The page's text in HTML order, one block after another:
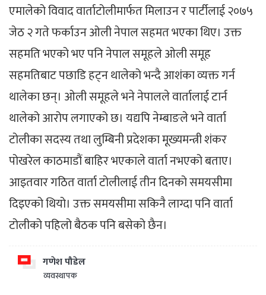
एमालेको विवाद वार्ताटोलीमार्फत मिलाउन र पार्टीलाई २०७५
जेठ २ गते फर्काउन ओली नेपाल सहमत भएका थिए। उक्त
सहमति भएको भए पनि नेपाल समूहले ओली समूह
सहमतिबाट पछाडि हट्न थालेको भन्दै आशंका व्यक्त गर्न
थालेका छन्। ओली समूहले भने नेपालले वार्तालाई टार्न
थालेको आरोप लगाएको छ। यद्यपि नेम्बाङले भने वार्ता
टोलीका सदस्य तथा लुम्बिनी प्रदेशका मूख्यमन्त्री शंकर
पोखरेल काठमाडौं बाहिर भएकाले वार्ता नभएको बताए।
आइतवार गठित वार्ता टोलीलाई तीन दिनको समयसीमा
दिइएको थियो। उक्त समयसीमा सकिनै लाग्दा पनि वार्ता
टोलीको पहिलो बैठक पनि बसेको छैन।
गणेश पौडेल
व्यवस्थापक